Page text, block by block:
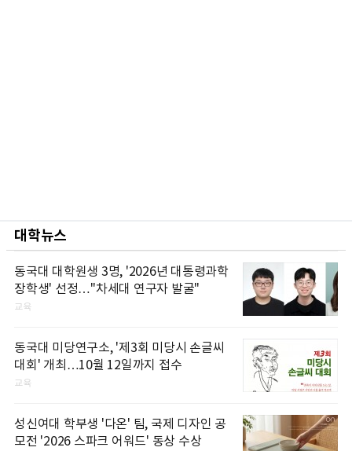
대학뉴스
동국대 대학원생 3명, '2026년 대통령과학
장학생' 선정…"차세대 연구자 발굴"
교육
동국대 미당연구소, '제3회 미당시 손글씨
대회' 개최…10월 12일까지 접수
교육
성신여대 학부생 '다온' 팀, 국제 디자인 공
모전 '2026 스파크 어워드' 동상 수상